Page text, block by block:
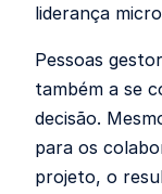
liderança
Pessoas
também a se
decisão.
para os
projeto, o